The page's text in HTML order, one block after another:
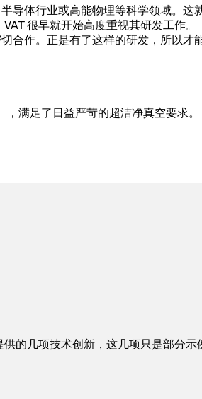
导体行业或高能物理等科学领域。这
很早就开始高度重视其研发工作。
合作。正是有了这样的研发，所以才
满足了日益严苛的超洁净真空要求。
的几项技术创新，这几项只是部分示